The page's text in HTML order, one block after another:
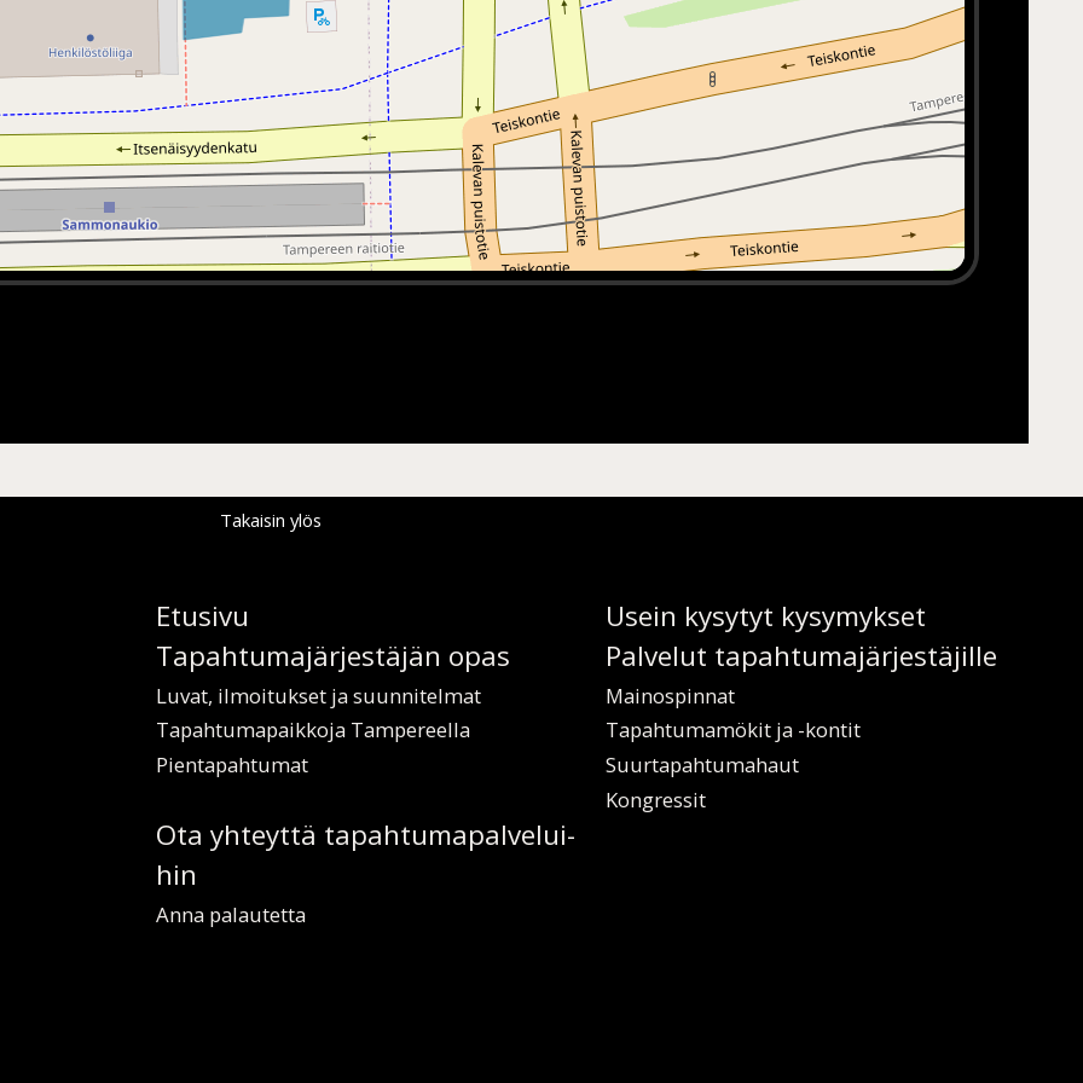
Takaisin ylös
Etusi­vu
Usein ky­sy­tyt ky­sy­myk­set
Ta­pah­tu­ma­jär­jes­tä­jän­ opas
Lu­vat, il­moi­tuk­set ja suun­ni­tel­mat
Ta­pah­tu­ma­paik­ko­ja Tam­pe­reel­la
Pien­ta­pah­tu­mat
Pal­ve­lut ta­pah­tu­ma­jär­jes­tä­jil­le
Mai­nos­pin­nat
Ta­pah­tu­ma­mö­kit ja -kon­tit
Suur­ta­pah­tu­ma­haut
Kongres­sit
Ota yh­teyt­tä ta­pah­tu­ma­pal­ve­lui­
hin
An­na pa­lau­tet­ta